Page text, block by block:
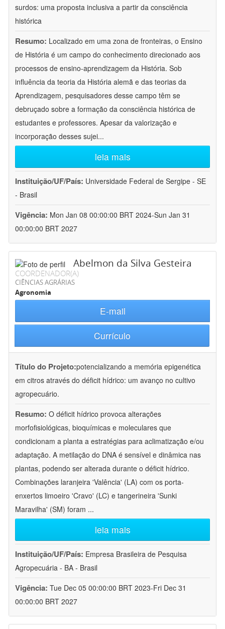
surdos: uma proposta inclusiva a partir da consciência
histórica
Resumo: Localizado em uma zona de fronteiras, o Ensino
de História é um campo do conhecimento direcionado aos
processos de ensino-aprendizagem da História. Sob
influência da teoria da História alemã e das teorias da
Aprendizagem, pesquisadores desse campo têm se
debruçado sobre a formação da consciência histórica de
estudantes e professores. Apesar da valorização e
incorporação desses sujei...
leia mais
Instituição/UF/País: Universidade Federal de Sergipe - SE
- Brasil
Vigência: Mon Jan 08 00:00:00 BRT 2024-Sun Jan 31
00:00:00 BRT 2027
Abelmon da Silva Gesteira
COORDENADOR(A)
CIÊNCIAS AGRÁRIAS
Agronomia
E-mail
Currículo
Título do Projeto:potencializando a memória epigenética
em citros através do déficit hídrico: um avanço no cultivo
agropecuário.
Resumo: O déficit hídrico provoca alterações
morfofisiológicas, bioquímicas e moleculares que
condicionam a planta a estratégias para aclimatização e/ou
adaptação. A metilação do DNA é sensível e dinâmica nas
plantas, podendo ser alterada durante o déficit hídrico.
Combinações laranjeira 'Valência' (LA) com os porta-
enxertos limoeiro 'Cravo' (LC) e tangerineira 'Sunki
Maravilha' (SM) foram ...
leia mais
Instituição/UF/País: Empresa Brasileira de Pesquisa
Agropecuária - BA - Brasil
Vigência: Tue Dec 05 00:00:00 BRT 2023-Fri Dec 31
00:00:00 BRT 2027